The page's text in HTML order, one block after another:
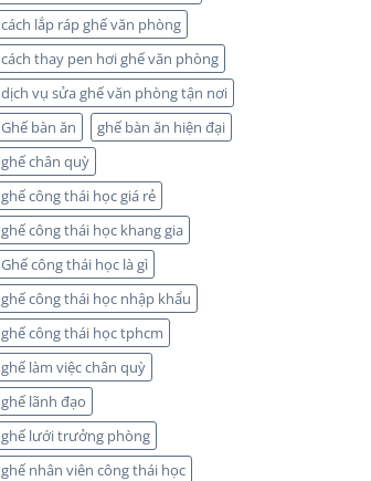
cách lắp ráp ghế văn phòng
cách thay pen hơi ghế văn phòng
dịch vụ sửa ghế văn phòng tận nơi
Ghế bàn ăn
ghế bàn ăn hiện đại
ghế chân quỳ
ghế công thái học giá rẻ
ghế công thái học khang gia
Ghế công thái học là gì
ghế công thái học nhập khẩu
ghế công thái học tphcm
ghế làm việc chân quỳ
ghế lãnh đạo
ghế lưới trưởng phòng
ghế nhân viên công thái học